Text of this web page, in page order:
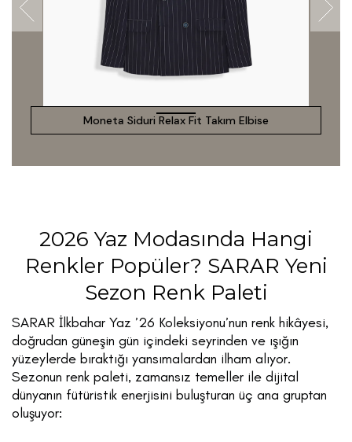
Moneta Siduri Relax Fit Takım Elbise
2026 Yaz Modasında Hangi
Renkler Popüler? SARAR Yeni
Sezon Renk Paleti
SARAR İlkbahar Yaz ’26 Koleksiyonu’nun renk hikâyesi,
doğrudan güneşin gün içindeki seyrinden ve ışığın
yüzeylerde bıraktığı yansımalardan ilham alıyor.
Sezonun renk paleti, zamansız temeller ile dijital
dünyanın fütüristik enerjisini buluşturan üç ana gruptan
oluşuyor: